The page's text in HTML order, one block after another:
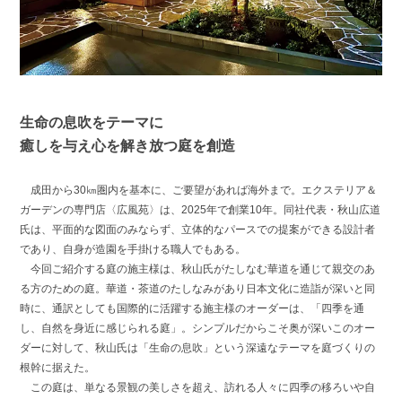
生命の息吹をテーマに
癒しを与え心を解き放つ庭を創造
成田から30㎞圏内を基本に、ご要望があれば海外まで。エクステリア＆
ガーデンの専門店〈広風苑〉は、2025年で創業10年。同社代表・秋山広道
氏は、平面的な図面のみならず、立体的なパースでの提案ができる設計者
であり、自身が造園を手掛ける職人でもある。
今回ご紹介する庭の施主様は、秋山氏がたしなむ華道を通じて親交のあ
る方のための庭。華道・茶道のたしなみがあり日本文化に造詣が深いと同
時に、通訳としても国際的に活躍する施主様のオーダーは、「四季を通
し、自然を身近に感じられる庭」。シンプルだからこそ奥が深いこのオー
ダーに対して、秋山氏は「生命の息吹」という深遠なテーマを庭づくりの
根幹に据えた。
この庭は、単なる景観の美しさを超え、訪れる人々に四季の移ろいや自